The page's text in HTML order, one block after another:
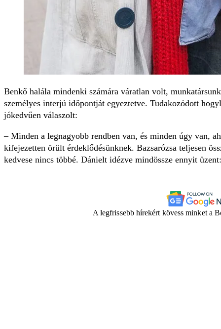
Benkő halála mindenki számára váratlan volt,
személyes interjú időpontját egyeztetve. Tudakozódott
jókedvűen válaszolt:
– Minden a legnagyobb rendben van, és minden úgy van,
kifejezetten örült érdeklődésünknek. Bazsarózsa teljesen
kedvese nincs többé. Dánielt idézve mindössze ennyit
A legfrissebb hírekért kövess minket a